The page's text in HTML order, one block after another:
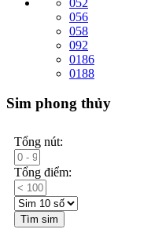
056
058
092
0186
0188
Sim phong thủy
Tổng nút:
Tổng điểm:
Tìm sim